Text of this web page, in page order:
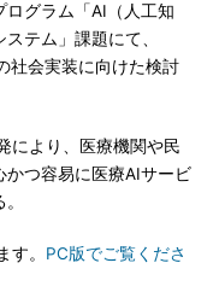
グラム「AI（人工知
テム」課題にて、
社会実装に向けた検討
により、医療機関や民
かつ容易に医療AIサービ
。 PC版でご覧くださ